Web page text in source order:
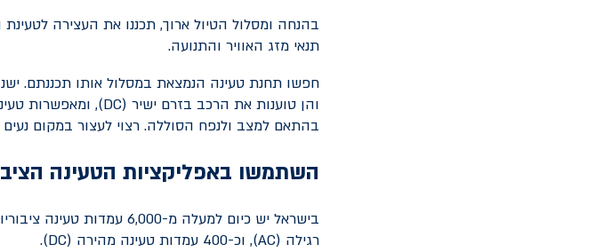
בהנחה ומסלול הטיול ארוך, תכננו את העצירה
תנאי מזג האוויר והתנועה.
חפשו תחנת טעינה הנמצאת במסלול אותו תכננתם.
והן טוענות את הרכב בזרם ישיר (DC), ומאפשרות
בהתאם למצב ולנפח הסוללה. רצוי לעצור במקום
השתמשו באפליקציות הטעינה
בישראל יש כיום למעלה מ-
רגילה (AC), וכ-400 עמדות טעינה מהירה ( DC
).